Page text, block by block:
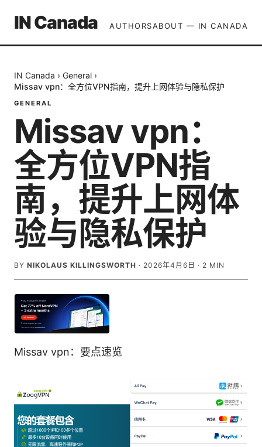
IN Canada AUTHORSABOUT — IN CANADA
IN Canada › General ›
Missav vpn：全方位VPN指南，提升上网体验与隐私保护
GENERAL
Missav vpn：
全方位VPN指
南，提升上网体
验与隐私保护
BY NIKOLAUS KILLINGSWORTH · 2026年4月6日 · 2 MIN
Missav vpn：要点速览